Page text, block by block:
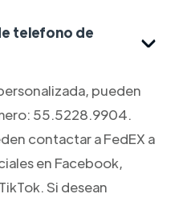
telefono de
pueden
55.5228.9904.
contactar a FedEX a
en Facebook,
Si desean